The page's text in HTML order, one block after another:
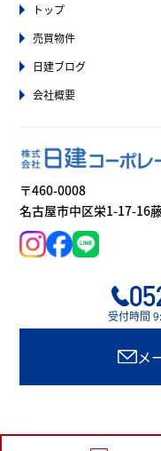
トップ
売買物件
日建ブログ
会社概要
〒460-0008
名古屋市中区栄1-17-16
受付時間
メ